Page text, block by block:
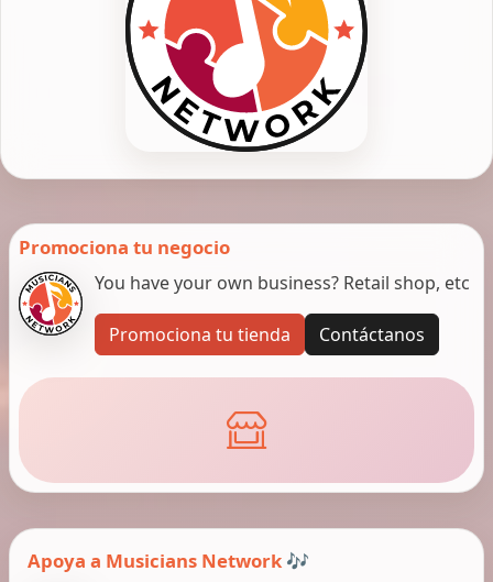
Promociona tu negocio
You have your own business? Retail shop, etc
Promociona tu tienda Contáctanos
Apoya a Musicians Network 🎶